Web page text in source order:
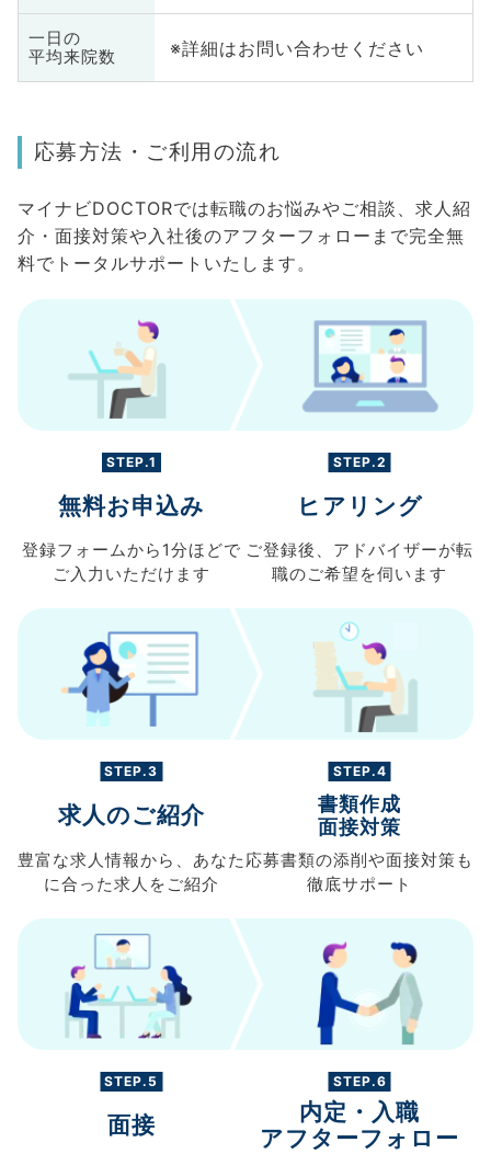
一日の
平均来院数
※詳細はお問い合わせください
応募方法・ご利用の流れ
マイナビDOCTORでは転職のお悩みやご相談、求人紹
介・面接対策や入社後のアフターフォローまで完全無
料でトータルサポートいたします。
STEP.1
無料お申込み
登録フォームから 1分ほどで
ご入力 いただけます
STEP.2
ヒアリング
ご登録後、 アドバイザーが転
職のご希望を伺います
STEP.3
求人のご紹介
豊富な求人情報から、 あなた
に合った求人を ご紹介
STEP.4
書類作成
面接対策
応募書類の添削や面接対策も
徹底サポート
STEP.5
面接
STEP.6
内定・入職
アフターフォロー